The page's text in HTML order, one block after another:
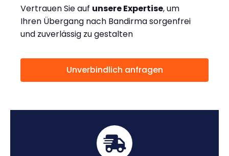
Vertrauen Sie auf unsere Expertise, um
Ihren Übergang nach Bandirma sorgenfrei
und zuverlässig zu gestalten
Unverbindlich anfragen